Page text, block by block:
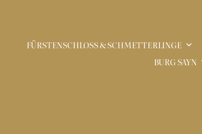
springenFÜRSTENSCHLOSS & SCHMETTERLINGE
BURG SAYN